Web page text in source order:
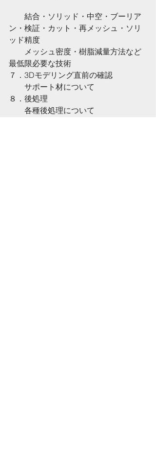
結合・ソリッド・中空・ブーリア
ン・検証・カット・再メッシュ・ソリ
ッド精度
メッシュ密度・樹脂減量方法など
最低限必要な技術
７．3Dモデリング直前の確認
    　サポート材について
８．後処理
    　各種後処理について